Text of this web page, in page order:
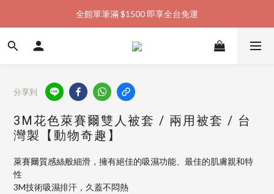
加入會員購物金  馬上領  馬上折
全館單筆滿 $1500 即享全台免運
加入會員購物金  馬上領  馬上折
分享到
3M花色萊賽爾雙人被套 / 兩用被套 / 台
灣製【動物奇趣】
萊賽爾質感絲般細滑，擁有絕佳的吸濕功能、最佳的肌膚親和特
性
3M技術吸濕排汗，久蓋不悶熱